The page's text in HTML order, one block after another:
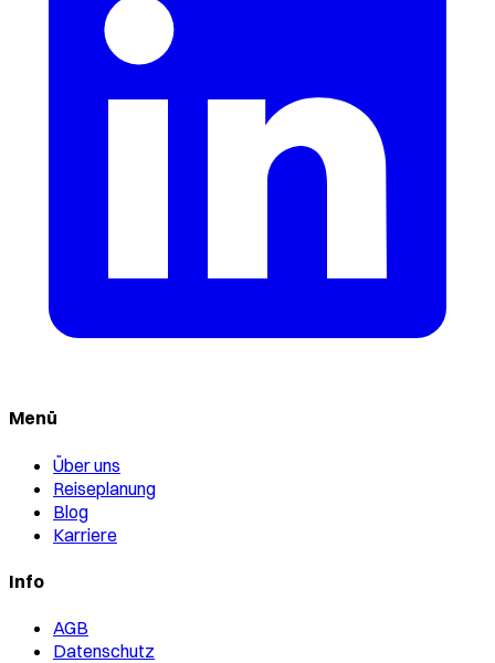
Menü
Über uns
Reiseplanung
Blog
Karriere
Info
AGB
Datenschutz